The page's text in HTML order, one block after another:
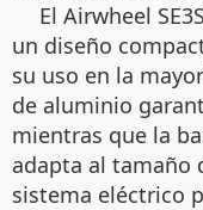
El Airwheel
un diseño
su uso en la
de aluminio
mientras que la
adapta al tamaño
sistema eléctrico